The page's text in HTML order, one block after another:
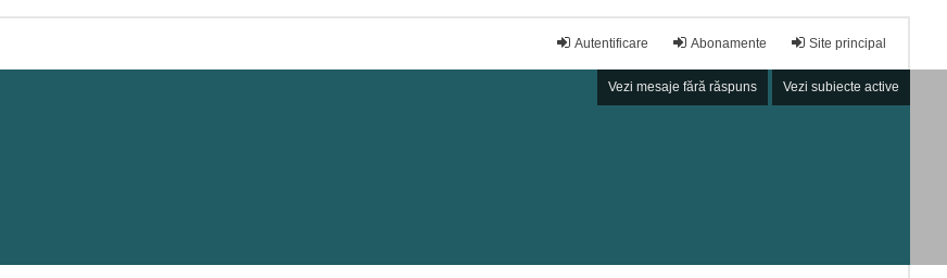
Site principal
Abonamente
Autentificare
Vezi mesaje fără răspuns Vezi subiecte active